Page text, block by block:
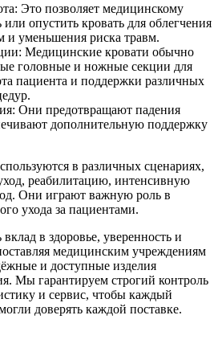
Это позволяет медицинскому
опустить кровать для облегчения
и уменьшения риска травм.
Медицинские кровати обычно
головные и ножные секции для
пациента и поддержки различных
Они предотвращают падения
дополнительную поддержку
в различных сценариях,
реабилитацию, интенсивную
Они играют важную роль в
ухода за пациентами.
в здоровье, уверенность и
медицинским учреждениям
и доступные изделия
Мы гарантируем строгий контроль
и сервис, чтобы каждый
доверять каждой поставке.